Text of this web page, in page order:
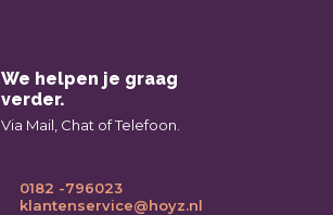
We helpen je graag
verder.
Via Mail, Chat of Telefoon.
0182 -796023
klantenservice@hoyz.nl